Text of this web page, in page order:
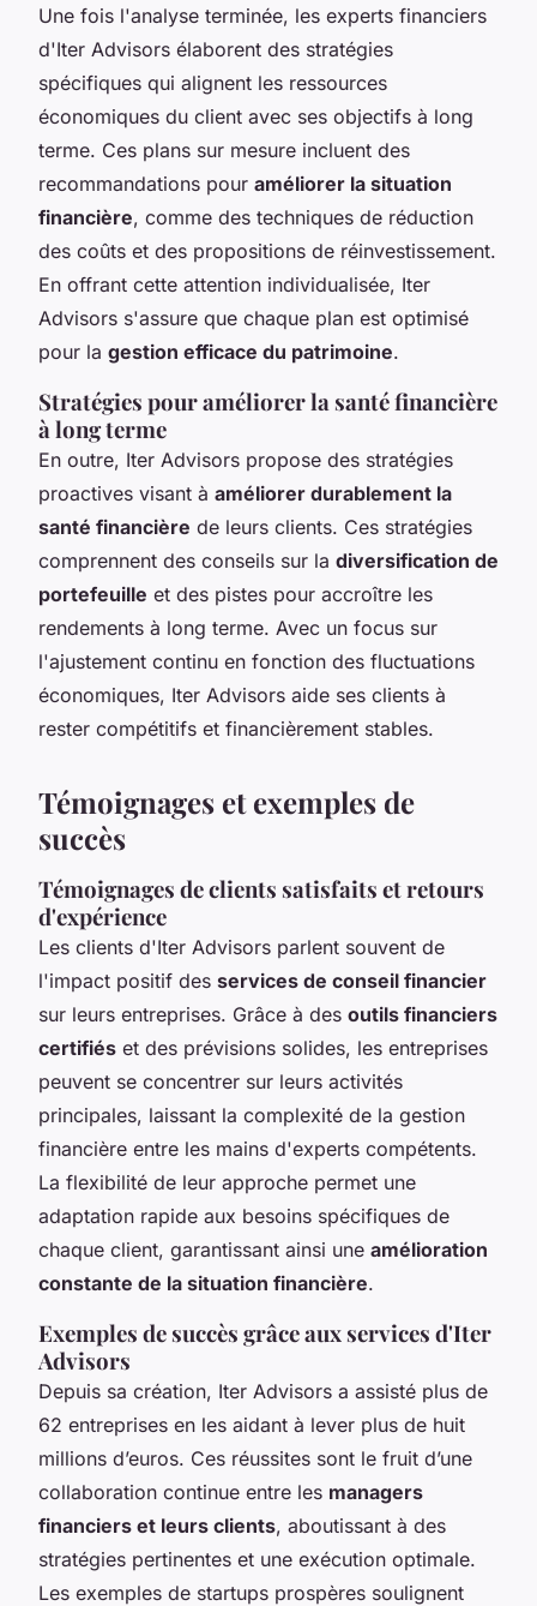
Une fois l'analyse terminée, les experts financiers
d'Iter Advisors élaborent des stratégies
spécifiques qui alignent les ressources
économiques du client avec ses objectifs à long
terme. Ces plans sur mesure incluent des
recommandations pour améliorer la situation
financière, comme des techniques de réduction
des coûts et des propositions de réinvestissement.
En offrant cette attention individualisée, Iter
Advisors s'assure que chaque plan est optimisé
pour la gestion efficace du patrimoine.
Stratégies pour améliorer la santé financière
à long terme
En outre, Iter Advisors propose des stratégies
proactives visant à améliorer durablement la
santé financière de leurs clients. Ces stratégies
comprennent des conseils sur la diversification de
portefeuille et des pistes pour accroître les
rendements à long terme. Avec un focus sur
l'ajustement continu en fonction des fluctuations
économiques, Iter Advisors aide ses clients à
rester compétitifs et financièrement stables.
Témoignages et exemples de
succès
Témoignages de clients satisfaits et retours
d'expérience
Les clients d'Iter Advisors parlent souvent de
l'impact positif des services de conseil financier
sur leurs entreprises. Grâce à des outils financiers
certifiés et des prévisions solides, les entreprises
peuvent se concentrer sur leurs activités
principales, laissant la complexité de la gestion
financière entre les mains d'experts compétents.
La flexibilité de leur approche permet une
adaptation rapide aux besoins spécifiques de
chaque client, garantissant ainsi une amélioration
constante de la situation financière.
Exemples de succès grâce aux services d'Iter
Advisors
Depuis sa création, Iter Advisors a assisté plus de
62 entreprises en les aidant à lever plus de huit
millions d’euros. Ces réussites sont le fruit d’une
collaboration continue entre les managers
financiers et leurs clients, aboutissant à des
stratégies pertinentes et une exécution optimale.
Les exemples de startups prospères soulignent